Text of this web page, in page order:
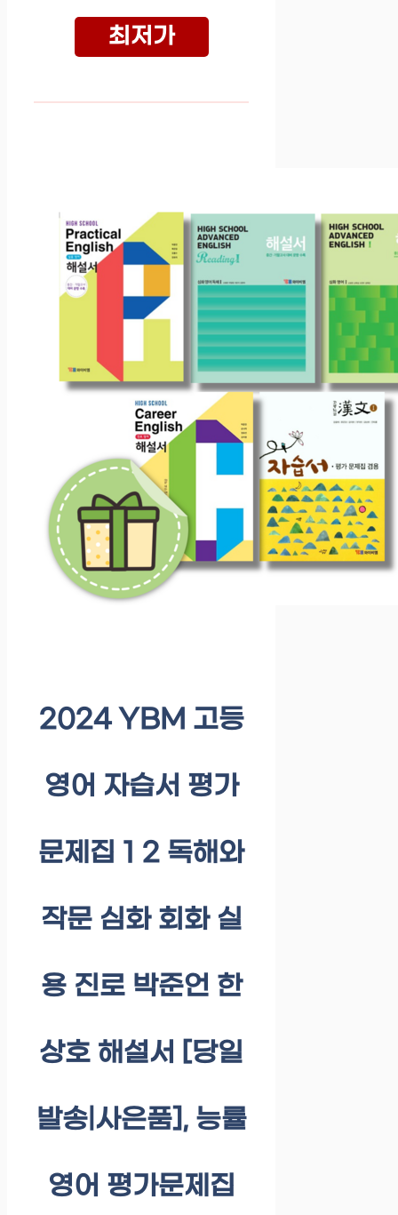
최저가
2024 YBM 고등
영어 자습서 평가
문제집 1 2 독해와
작문 심화 회화 실
용 진로 박준언 한
상호 해설서 [당일
발송|사은품], 능률
영어 평가문제집